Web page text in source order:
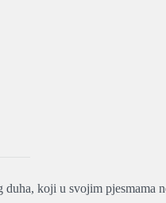
koji u svojim pjesmama